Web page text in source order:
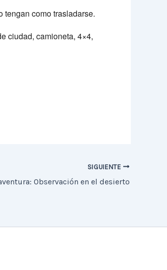
tengan como trasladarse.
ciudad, camioneta, 4×4,
SIGUIENTE
Observación en el desierto